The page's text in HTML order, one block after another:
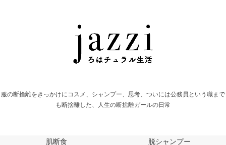
服の断捨離をきっかけにコスメ、シャンプー、思考、ついには公務員という職まで
も断捨離した、人生の断捨離ガールの日常
肌断食 脱シャンプー